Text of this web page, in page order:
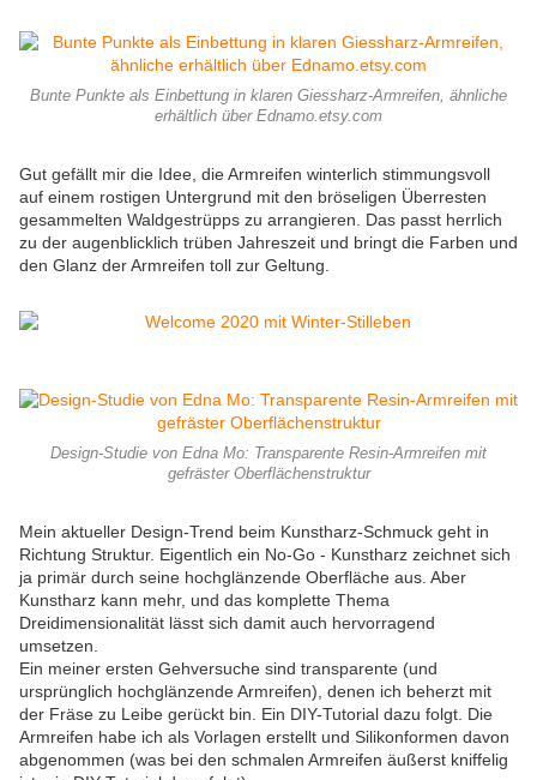
Bunte Punkte als Einbettung in klaren Giessharz-Armreifen, ähnliche
erhältlich über Ednamo.etsy.com
Gut gefällt mir die Idee, die Armreifen winterlich stimmungsvoll
auf einem rostigen Untergrund mit den bröseligen Überresten
gesammelten Waldgestrüpps zu arrangieren. Das passt herrlich
zu der augenblicklich trüben Jahreszeit und bringt die Farben und
den Glanz der Armreifen toll zur Geltung.
Design-Studie von Edna Mo: Transparente Resin-Armreifen mit
gefräster Oberflächenstruktur
Mein aktueller Design-Trend beim Kunstharz-Schmuck geht in
Richtung Struktur. Eigentlich ein No-Go - Kunstharz zeichnet sich
ja primär durch seine hochglänzende Oberfläche aus. Aber
Kunstharz kann mehr, und das komplette Thema
Dreidimensionalität lässt sich damit auch hervorragend
umsetzen.
Ein meiner ersten Gehversuche sind transparente (und
ursprünglich hochglänzende Armreifen), denen ich beherzt mit
der Fräse zu Leibe gerückt bin. Ein DIY-Tutorial dazu folgt. Die
Armreifen habe ich als Vorlagen erstellt und Silikonformen davon
abgenommen (was bei den schmalen Armreifen äußerst kniffelig